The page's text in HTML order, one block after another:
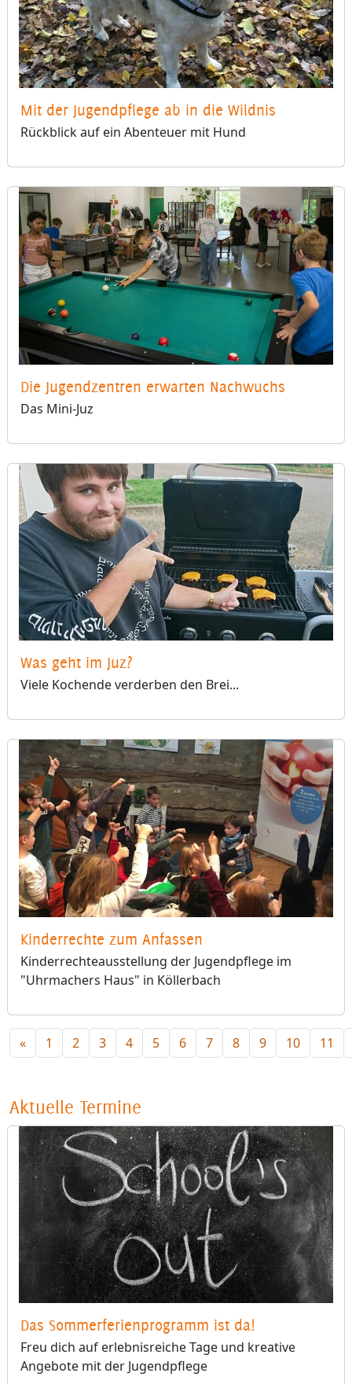
Mit der Jugendpflege ab in die Wildnis
Rückblick auf ein Abenteuer mit Hund
Die Jugendzentren erwarten Nachwuchs
Das Mini-Juz
Was geht im Juz?
Viele Kochende verderben den Brei...
Kinderrechte zum Anfassen
Kinderrechteausstellung der Jugendpflege im
"Uhrmachers Haus" in Köllerbach
« 1 2 3 4 5 6 7 8 9 10 11
Aktuelle Termine
Das Sommerferienprogramm ist da!
Freu dich auf erlebnisreiche Tage und kreative
Angebote mit der Jugendpflege